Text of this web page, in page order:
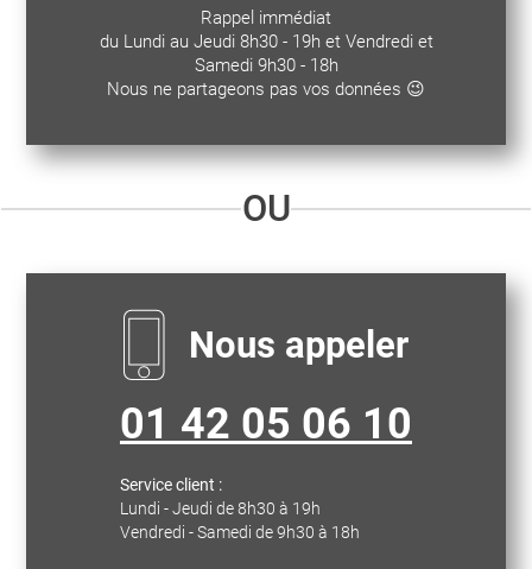
Rappel immédiat
du Lundi au Jeudi 8h30 - 19h et Vendredi et
Samedi 9h30 - 18h
Nous ne partageons pas vos données 😉
OU
Nous appeler
01 42 05 06 10
Service client :
Lundi - Jeudi de 8h30 à 19h
Vendredi - Samedi de 9h30 à 18h